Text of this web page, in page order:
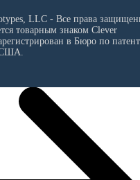
LLC - Все права
товарным знаком Clever
в Бюро по